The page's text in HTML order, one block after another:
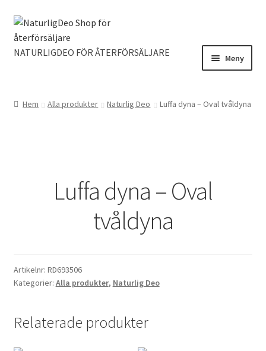
Hoppa
till
navigering
Hoppa
till
innehåll
NATURLIGDEO FÖR ÅTERFÖRSÄLJARE Meny
Hem Alla produkter Naturlig Deo Luffa dyna – Oval tvåldyna
Luffa dyna – Oval
tvåldyna
Artikelnr: RD693506
Kategorier: Alla produkter, Naturlig Deo
Relaterade produkter